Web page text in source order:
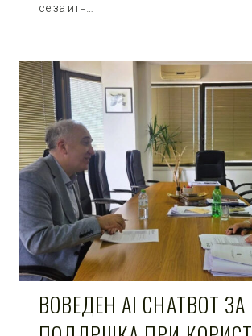
се за итн…
ВОВЕДЕН AI CHATBOT ЗА